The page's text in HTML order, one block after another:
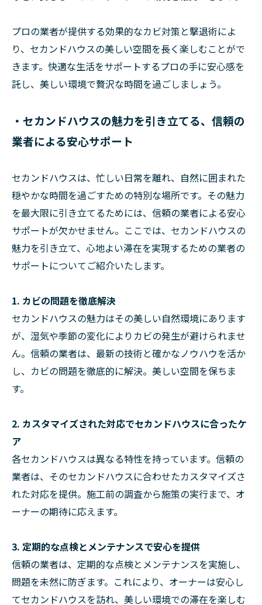
プロの業者が提供する効果的なカビ対策と撃退術によ
り、セカンドハウスの美しい空間を長く楽しむことがで
きます。快適な生活をサポートするプロの手に安心感を
託し、美しい環境で贅沢な時間を過ごしましょう。
・セカンドハウスの魅力を引き立てる、信頼の
業者による安心サポート
セカンドハウスは、忙しい日常を離れ、自然に囲まれた
穏やかな時間を過ごすための特別な場所です。その魅力
を最大限に引き立てるためには、信頼の業者による安心
サポートが欠かせません。ここでは、セカンドハウスの
魅力を引き立て、心地よい滞在を実現するための業者の
サポートについてご紹介いたします。
1. カビの問題を徹底解決
セカンドハウスの魅力はその美しい自然環境にあります
が、湿気や季節の変化によりカビの発生が避けられませ
ん。信頼の業者は、最新の技術と確かなノウハウを活か
し、カビの問題を徹底的に解決。美しい空間を保ちま
す。
2. カスタマイズされた対応でセカンドハウスに合ったケ
ア
各セカンドハウスは異なる特性を持っています。信頼の
業者は、そのセカンドハウスに合わせたカスタマイズさ
れた対応を提供。施工前の調査から施策の実行まで、オ
ーナーの期待に応えます。
3. 定期的な点検とメンテナンスで安心を提供
信頼の業者は、定期的な点検とメンテナンスを実施し、
問題を未然に防ぎます。これにより、オーナーは安心し
てセカンドハウスを訪れ、美しい環境での滞在を楽しむ